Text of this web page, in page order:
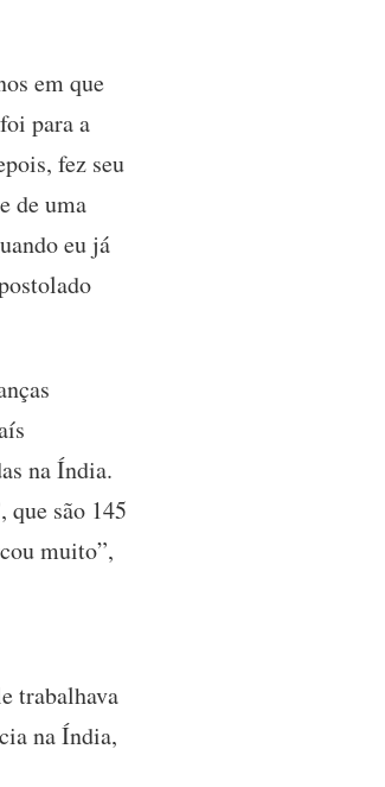
em que
para a
fez seu
de uma
eu já
na Índia.
que são 145
muito”,
trabalhava
na Índia,